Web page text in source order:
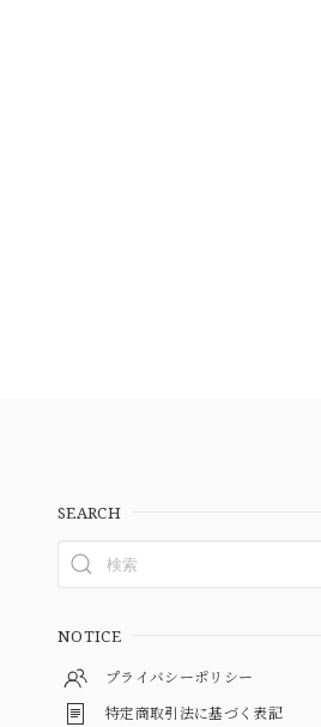
SEARCH
NOTICE
プライバシーポリシー
特定商取引法に基づく表記